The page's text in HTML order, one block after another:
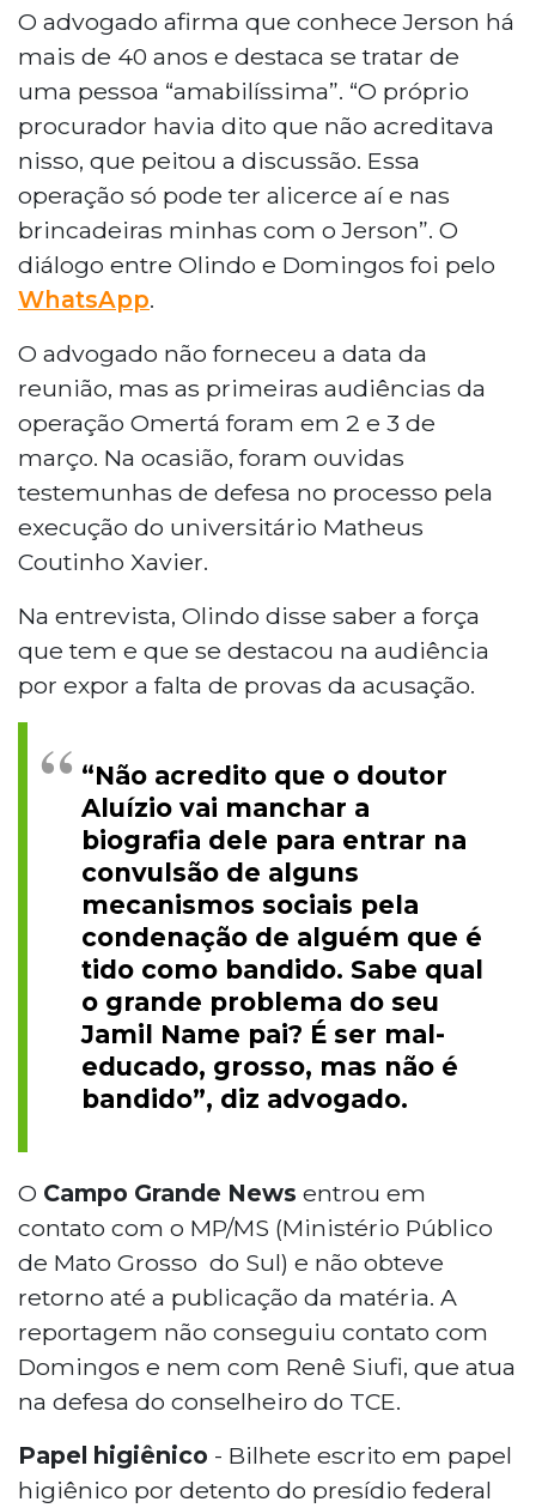
O advogado afirma que conhece Jerson há
mais de 40 anos e destaca se tratar de
uma pessoa “amabilíssima”. “O próprio
procurador havia dito que não acreditava
nisso, que peitou a discussão. Essa
operação só pode ter alicerce aí e nas
brincadeiras minhas com o Jerson”. O
diálogo entre Olindo e Domingos foi pelo
WhatsApp.
O advogado não forneceu a data da
reunião, mas as primeiras audiências da
operação Omertá foram em 2 e 3 de
março. Na ocasião, foram ouvidas
testemunhas de defesa no processo pela
execução do universitário Matheus
Coutinho Xavier.
Na entrevista, Olindo disse saber a força
que tem e que se destacou na audiência
por expor a falta de provas da acusação.
“Não acredito que o doutor
Aluízio vai manchar a
biografia dele para entrar na
convulsão de alguns
mecanismos sociais pela
condenação de alguém que é
tido como bandido. Sabe qual
o grande problema do seu
Jamil Name pai? É ser mal-
educado, grosso, mas não é
bandido”, diz advogado.
O Campo Grande News entrou em
contato com o MP/MS (Ministério Público
de Mato Grosso do Sul) e não obteve
retorno até a publicação da matéria. A
reportagem não conseguiu contato com
Domingos e nem com Renê Siufi, que atua
na defesa do conselheiro do TCE.
Papel higiênico - Bilhete escrito em papel
higiênico por detento do presídio federal